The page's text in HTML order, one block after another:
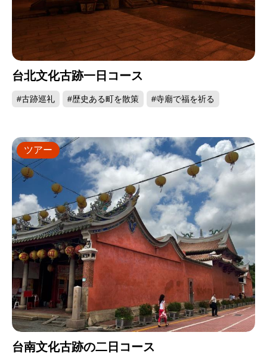
台北文化古跡一日コース
#古跡巡礼 #歴史ある町を散策 #寺廟で福を祈る
台南文化古跡の二日コース
ツアー